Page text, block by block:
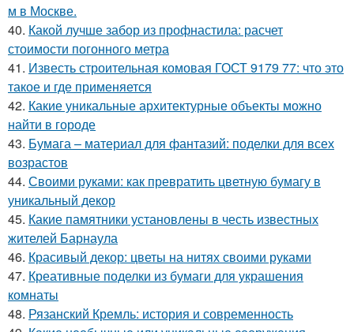
м в Москве.
40. Какой лучше забор из профнастила: расчет
стоимости погонного метра
41. Известь строительная комовая ГОСТ 9179 77: что это
такое и где применяется
42. Какие уникальные архитектурные объекты можно
найти в городе
43. Бумага – материал для фантазий: поделки для всех
возрастов
44. Своими руками: как превратить цветную бумагу в
уникальный декор
45. Какие памятники установлены в честь известных
жителей Барнаула
46. Красивый декор: цветы на нитях своими руками
47. Креативные поделки из бумаги для украшения
комнаты
48. Рязанский Кремль: история и современность